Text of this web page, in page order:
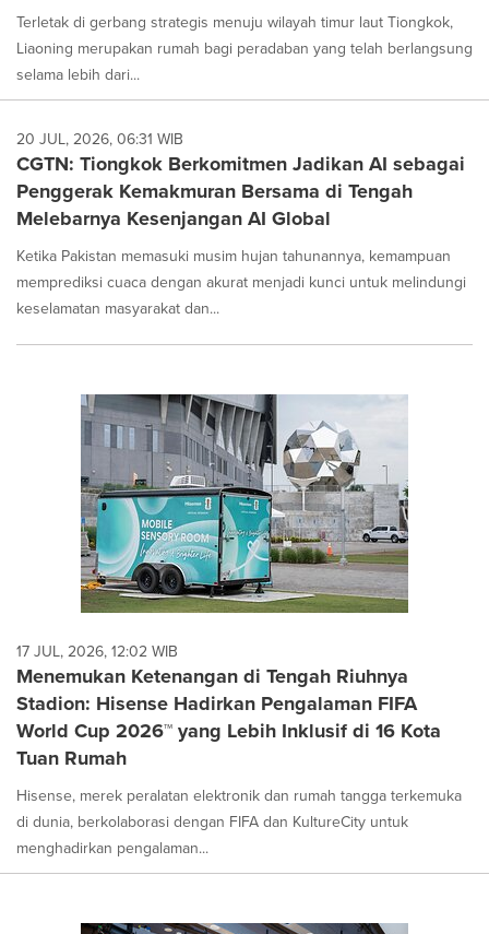
Terletak di gerbang strategis menuju wilayah timur laut Tiongkok,
Liaoning merupakan rumah bagi peradaban yang telah berlangsung
selama lebih dari...
20 JUL, 2026, 06:31 WIB
CGTN: Tiongkok Berkomitmen Jadikan AI sebagai
Penggerak Kemakmuran Bersama di Tengah
Melebarnya Kesenjangan AI Global
Ketika Pakistan memasuki musim hujan tahunannya, kemampuan
memprediksi cuaca dengan akurat menjadi kunci untuk melindungi
keselamatan masyarakat dan...
17 JUL, 2026, 12:02 WIB
Menemukan Ketenangan di Tengah Riuhnya
Stadion: Hisense Hadirkan Pengalaman FIFA
World Cup 2026™ yang Lebih Inklusif di 16 Kota
Tuan Rumah
Hisense, merek peralatan elektronik dan rumah tangga terkemuka
di dunia, berkolaborasi dengan FIFA dan KultureCity untuk
menghadirkan pengalaman...